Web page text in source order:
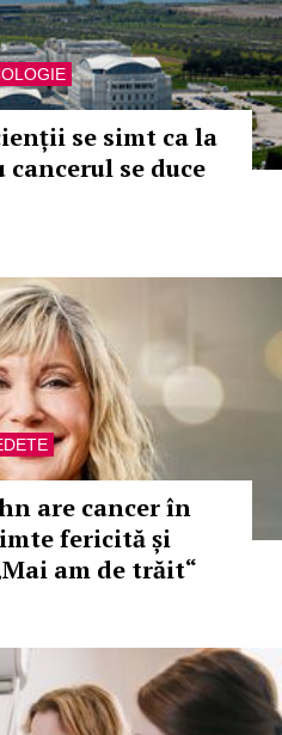
se simt ca la
se duce
are cancer în
fericită și
am de trăit“